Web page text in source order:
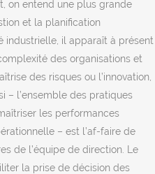
on entend une plus grande
et la planification
industrielle, il apparaît à présent
des organisations et
des risques ou l’innovation,
– l’ensemble des pratiques
les performances
– est l’af-faire de
de l’équipe de direction. Le
la prise de décision des